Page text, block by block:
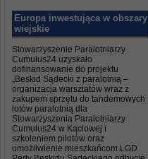
Europa inwestująca w obszary
wiejskie
Stowarzyszenie Paralotniarzy
Cumulus24 uzyskało
dofinansowanie do projektu
„Beskid Sądecki z paralotnią –
organizacja warsztatów wraz z
zakupem sprzętu do tandemowych
lotów paralotnią dla
Stowarzyszenia Paralotniarzy
Cumulus24 w Kąclowej i
szkoleniem pilotów oraz
umożliwienie mieszkańcom LGD